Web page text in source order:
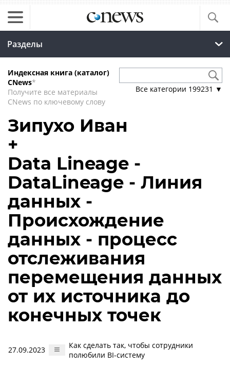
Разделы
Индексная книга (каталог)
CNews*
Получите все материалы
CNews по ключевому слову
Все категории 199231 ▼
Зипухо Иван
+
Data Lineage -
DataLineage - Линия
данных -
Происхождение
данных - процесс
отслеживания
перемещения данных
от их источника до
конечных точек
27.09.2023
Как сделать так, чтобы сотрудники
полюбили BI-систему